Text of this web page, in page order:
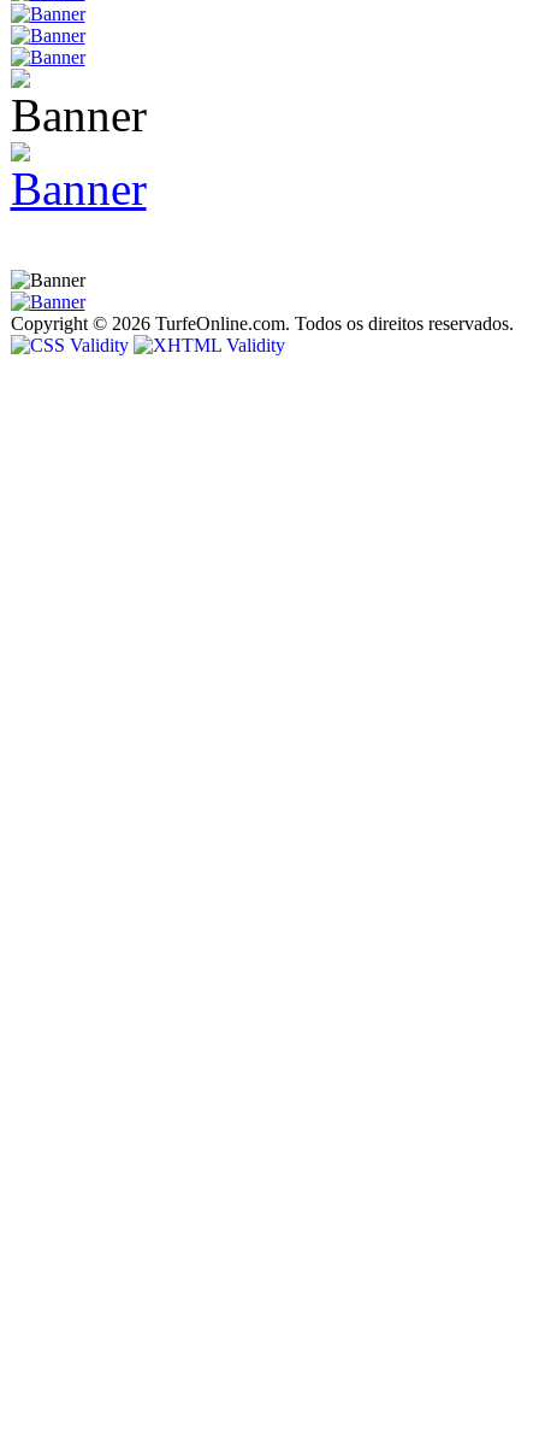
Copyright © 2026 TurfeOnline.com. Todos os direitos reservados.